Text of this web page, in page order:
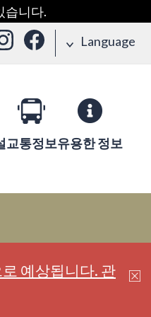
습니다.
Language
교통정보유용한 정보
예상됩니다. 관